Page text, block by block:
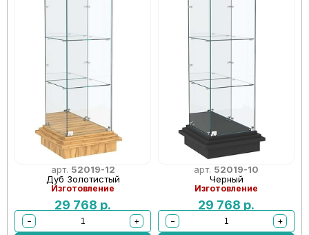
арт. 52019-12
Дуб Золотистый
Изготовление
29 768 р.
−
+
арт. 52019-10
Черный
Изготовление
29 768 р.
−
+